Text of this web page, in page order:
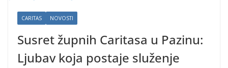
CARITAS NOVOSTI
Susret župnih Caritasa u Pazinu:
Ljubav koja postaje služenje